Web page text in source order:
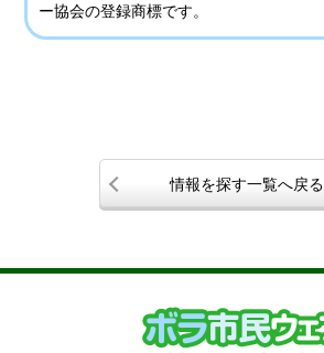
ー協会の登録商標です。
情報を探す一覧へ戻る